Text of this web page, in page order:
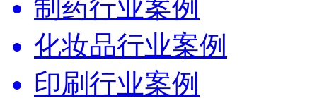
制药行业案例
化妆品行业案例
印刷行业案例